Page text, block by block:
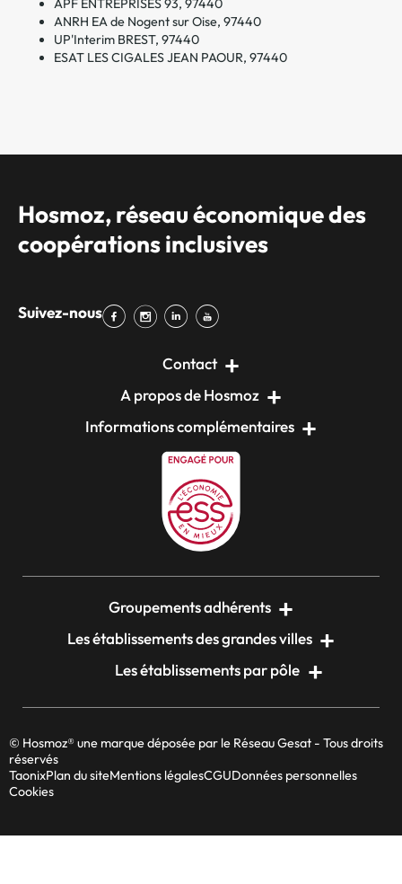
APF ENTREPRISES 93, 97440
ANRH EA de Nogent sur Oise, 97440
UP'Interim BREST, 97440
ESAT LES CIGALES JEAN PAOUR, 97440
Hosmoz, réseau économique des
coopérations inclusives
Suivez-nous
Contact
A propos de Hosmoz
Informations complémentaires
Groupements adhérents
Les établissements des grandes villes
Les établissements par pôle
© Hosmoz® une marque déposée par le Réseau Gesat - Tous droits
réservés
TaonixPlan du siteMentions légalesCGUDonnées personnelles
Cookies